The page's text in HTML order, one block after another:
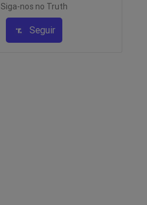
Siga-nos no Truth
Seguir